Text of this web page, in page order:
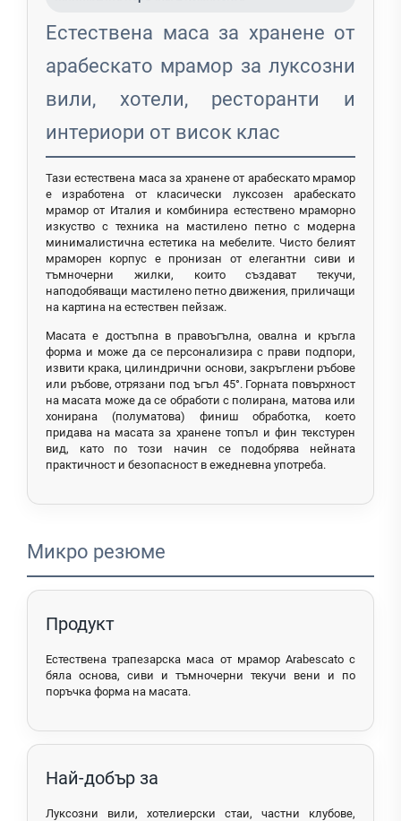
Естествена маса за хранене от
арабескато мрамор за луксозни
вили, хотели, ресторанти и
интериори от висок клас
Тази естествена маса за хранене от арабескато мрамор
е изработена от класически луксозен арабескато
мрамор от Италия и комбинира естествено мраморно
изкуство с техника на мастилено петно с модерна
минималистична естетика на мебелите. Чисто белият
мраморен корпус е пронизан от елегантни сиви и
тъмночерни жилки, които създават текучи,
наподобяващи мастилено петно движения, приличащи
на картина на естествен пейзаж.
Масата е достъпна в правоъгълна, овална и кръгла
форма и може да се персонализира с прави подпори,
извити крака, цилиндрични основи, закръглени ръбове
или ръбове, отрязани под ъгъл 45°. Горната повърхност
на масата може да се обработи с полирана, матова или
хонирана (полуматова) финиш обработка, което
придава на масата за хранене топъл и фин текстурен
вид, като по този начин се подобрява нейната
практичност и безопасност в ежедневна употреба.
Микро резюме
Продукт
Естествена трапезарска маса от мрамор Arabescato с
бяла основа, сиви и тъмночерни текучи вени и по
поръчка форма на масата.
Най-добър за
Луксозни вили, хотелиерски стаи, частни клубове,